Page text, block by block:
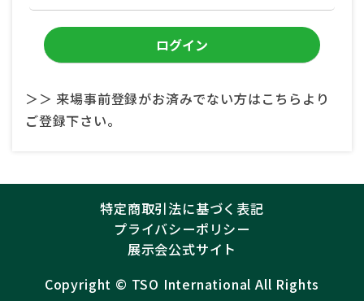
＞＞ 来場事前登録がお済みでない方はこちらより
ご登録下さい。
特定商取引法に基づく表記
プライバシーポリシー
展示会公式サイト
Copyright ©︎ TSO International All Rights